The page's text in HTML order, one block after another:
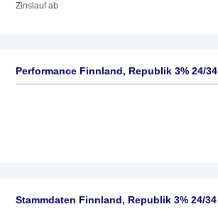
Zinslauf ab
Performance Finnland, Republik 3% 24/34
Stammdaten Finnland, Republik 3% 24/34